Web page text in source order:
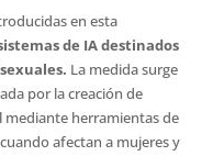
en esta
de IA destinados
La medida surge
por la creación de
mediante herramientas de
afectan a mujeres y